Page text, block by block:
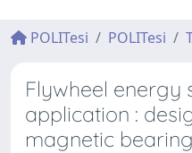
POLITesi POLITesi
Flywheel energy
application :
magnetic